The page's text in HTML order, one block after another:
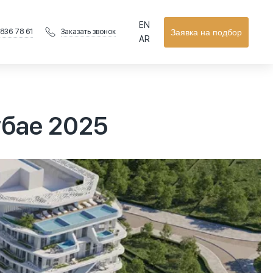
78 61 Заказать звонок Заявка на подбор
EN
AR
2025